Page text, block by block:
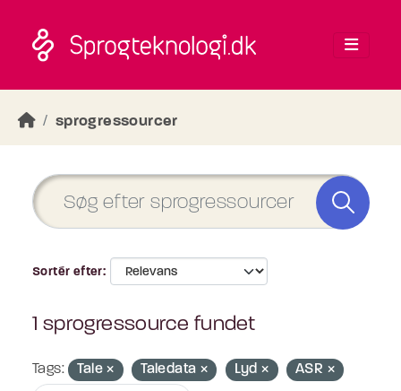
sprogressourcer
Sortér efter
1 sprogressource fundet
Tags: Tale Taledata Lyd ASR